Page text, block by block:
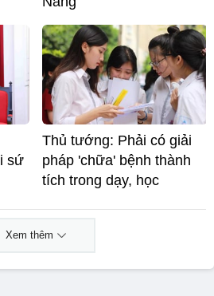
sứ
Thủ tướng: Phải có giải
pháp 'chữa' bệnh thành
tích trong dạy, học
Xem thêm